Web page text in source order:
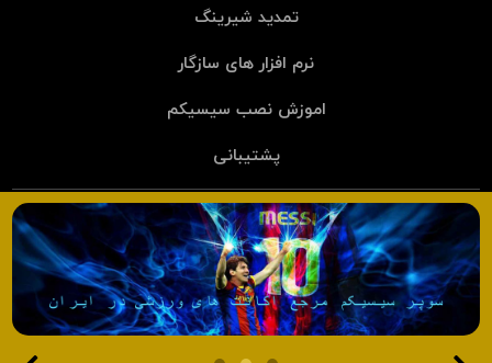
تمدید شیرینگ
نرم افزار های سازگار
اموزش نصب سیسیکم
پشتیبانی